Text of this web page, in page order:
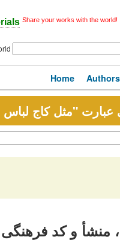
Share your works with the world!
Home Authors
منشأ و کد